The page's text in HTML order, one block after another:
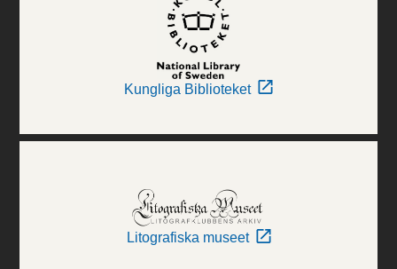
Kungliga Biblioteket
Litografiska museet